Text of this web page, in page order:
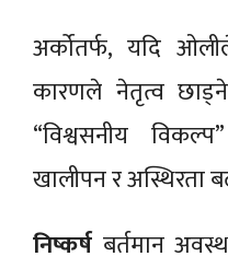
अर्कोतर्फ, यदि
कारणले नेतृत्व
“विश्वसनीय
खालीपन र अस्थिरता
निष्कर्ष बर्तमान